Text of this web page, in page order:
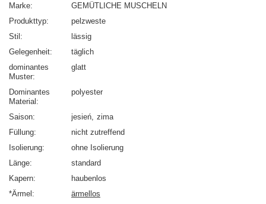
Marke
GEMÜTLICHE MUSCHELN
Produkttyp
pelzweste
Stil
lässig
Gelegenheit
täglich
dominantes
Muster
glatt
Dominantes
Material
polyester
Saison jesień zima
Füllung
nicht zutreffend
Isolierung
ohne Isolierung
Länge
standard
Kapern
haubenlos
*Ärmel
ärmellos